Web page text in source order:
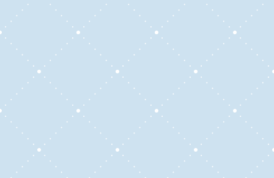
En E-nglish Conversa, mi misión es brindar una
enseñanza del idioma inglés que sea
accesible, flexible y personalizada. Nos